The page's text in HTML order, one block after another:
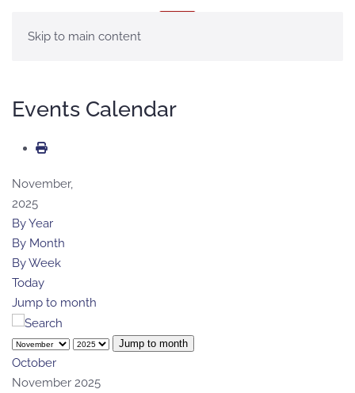
Skip to main content
Events Calendar
November,
2025
By Year
By Month
By Week
Today
Jump to month
Jump to month
October
November 2025